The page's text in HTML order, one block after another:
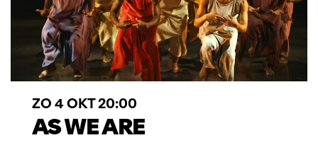
AS WE ARE
ZO 4 OKT20:00